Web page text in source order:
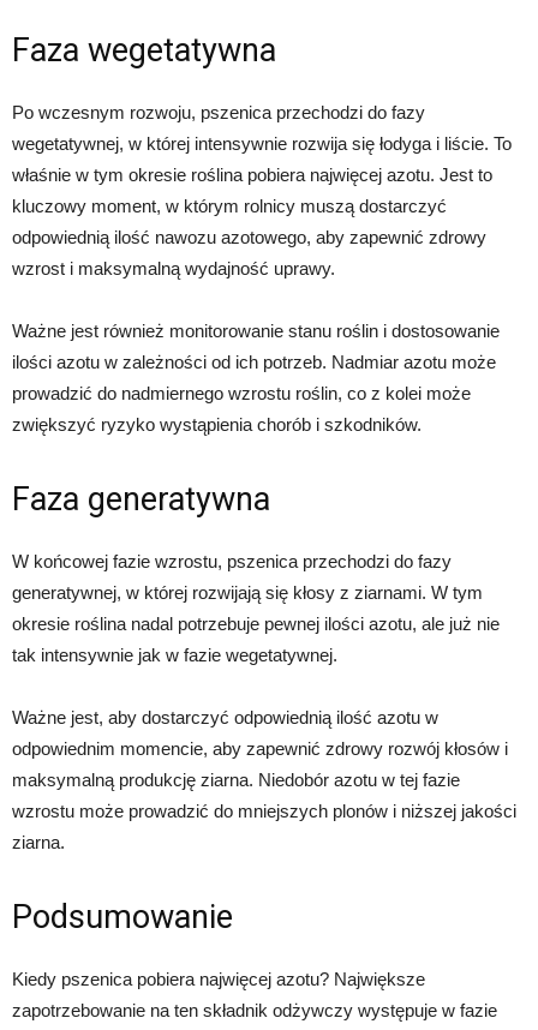
Faza wegetatywna
Po wczesnym rozwoju, pszenica przechodzi do fazy
wegetatywnej, w której intensywnie rozwija się łodyga i liście. To
właśnie w tym okresie roślina pobiera najwięcej azotu. Jest to
kluczowy moment, w którym rolnicy muszą dostarczyć
odpowiednią ilość nawozu azotowego, aby zapewnić zdrowy
wzrost i maksymalną wydajność uprawy.
Ważne jest również monitorowanie stanu roślin i dostosowanie
ilości azotu w zależności od ich potrzeb. Nadmiar azotu może
prowadzić do nadmiernego wzrostu roślin, co z kolei może
zwiększyć ryzyko wystąpienia chorób i szkodników.
Faza generatywna
W końcowej fazie wzrostu, pszenica przechodzi do fazy
generatywnej, w której rozwijają się kłosy z ziarnami. W tym
okresie roślina nadal potrzebuje pewnej ilości azotu, ale już nie
tak intensywnie jak w fazie wegetatywnej.
Ważne jest, aby dostarczyć odpowiednią ilość azotu w
odpowiednim momencie, aby zapewnić zdrowy rozwój kłosów i
maksymalną produkcję ziarna. Niedobór azotu w tej fazie
wzrostu może prowadzić do mniejszych plonów i niższej jakości
ziarna.
Podsumowanie
Kiedy pszenica pobiera najwięcej azotu? Największe
zapotrzebowanie na ten składnik odżywczy występuje w fazie